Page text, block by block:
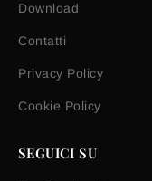
Download
Contatti
Privacy Policy
Cookie Policy
SEGUICI SU